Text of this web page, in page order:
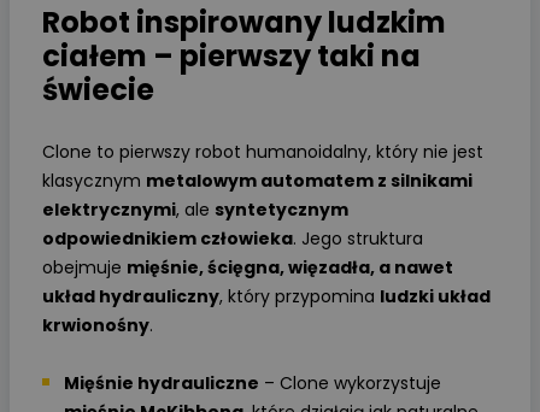
Robot inspirowany ludzkim
ciałem – pierwszy taki na
świecie
Clone to pierwszy robot humanoidalny, który nie jest
klasycznym metalowym automatem z silnikami
elektrycznymi, ale syntetycznym
odpowiednikiem człowieka. Jego struktura
obejmuje mięśnie, ścięgna, więzadła, a nawet
układ hydrauliczny, który przypomina ludzki układ
krwionośny.
Mięśnie hydrauliczne – Clone wykorzystuje